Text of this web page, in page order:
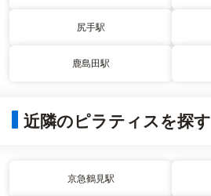
尻手駅
鹿島田駅
近隣のピラティスを探す
京急鶴見駅